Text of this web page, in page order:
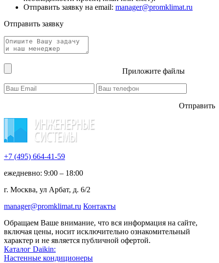
Отправить заявку на email: manager@promklimat.ru
Отправить заявку
Приложите файлы
Отправить
+7 (495) 664-41-59
ежедневно: 9:00 – 18:00
г. Москва, ул Арбат, д. 6/2
manager@promklimat.ru Контакты
Обращаем Ваше внимание, что вся информация на сайте,
включая цены, носит исключительно ознакомительный
характер и не является публичной офертой.
Каталог Daikin:
Настенные кондиционеры